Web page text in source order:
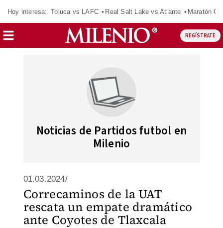
Hoy interesa: Toluca vs LAFC Real Salt Lake vs Atlante Maratón
REGÍSTRATE
Noticias de Partidos futbol en
Milenio
01.03.2024/
Correcaminos de la UAT
rescata un empate dramático
ante Coyotes de Tlaxcala